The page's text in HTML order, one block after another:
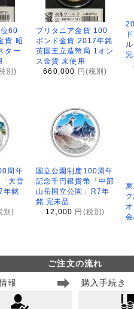
60
貨 昭
ター
別)
ブリタニア金貨 100
ポンド金貨 2017年銘
英国王立造幣局 1オン
ス金貨 未使用
660,000
円(税別)
周年
大雪
年銘
別)
国立公園制度100周年
記念千円銀貨幣「中部
山岳国立公園」R7年
銘 完未品
12,000 円(税別)
ご注文の流れ
報 購入手続き